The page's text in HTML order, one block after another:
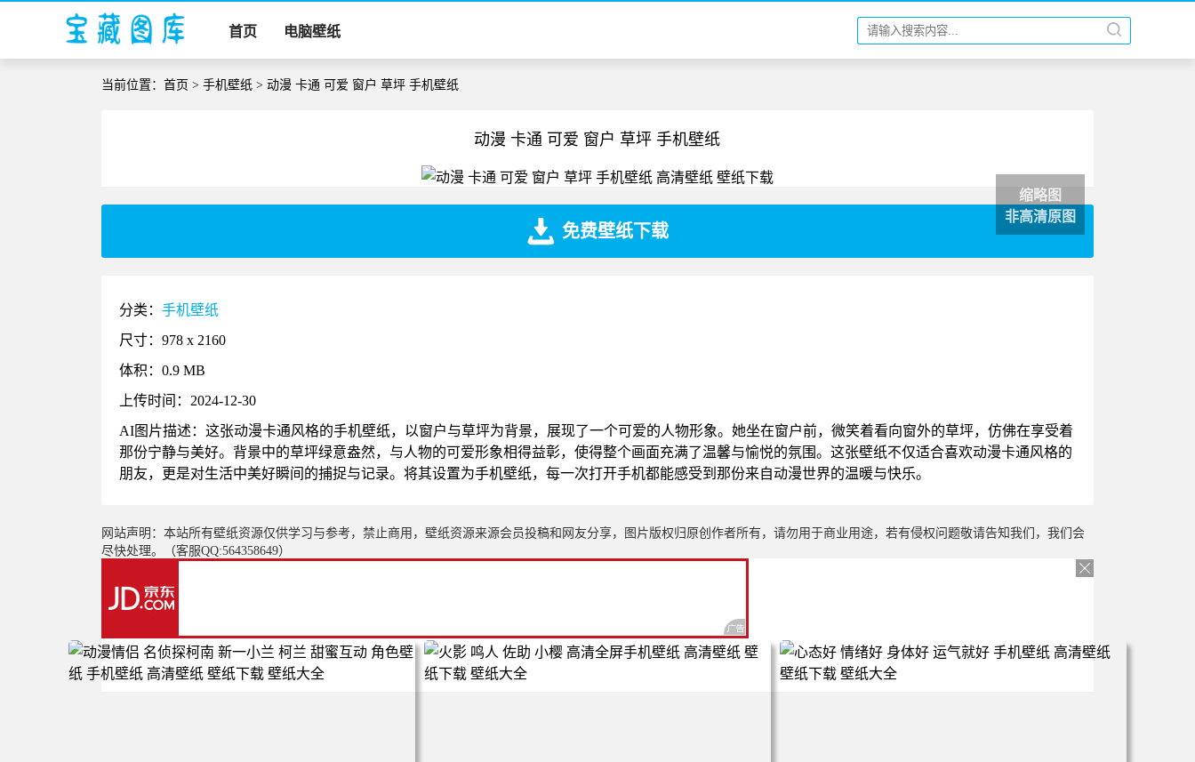
首页 电脑壁纸
当前位置：首页 >手机壁纸 > 动漫 卡通 可爱 窗户 草坪 手机壁纸
动漫 卡通 可爱 窗户 草坪 手机壁纸
缩略图
非高清原图
免费壁纸下载
分类：手机壁纸
尺寸：978 x 2160
体积：0.9 MB
上传时间：2024-12-30
AI图片描述：这张动漫卡通风格的手机壁纸，以窗户与草坪为背景，展现了一个可爱的人物形象。她坐在窗户前，微笑着看向窗外的草坪，仿佛在享受着
那份宁静与美好。背景中的草坪绿意盎然，与人物的可爱形象相得益彰，使得整个画面充满了温馨与愉悦的氛围。这张壁纸不仅适合喜欢动漫卡通风格的
朋友，更是对生活中美好瞬间的捕捉与记录。将其设置为手机壁纸，每一次打开手机都能感受到那份来自动漫世界的温暖与快乐。
网站声明：本站所有壁纸资源仅供学习与参考，禁止商用，壁纸资源来源会员投稿和网友分享，图片版权归原创作者所有，请勿用于商业用途，若有侵权问题敬请告知我们，我们会
尽快处理。（客服QQ:564358649）
更多推荐